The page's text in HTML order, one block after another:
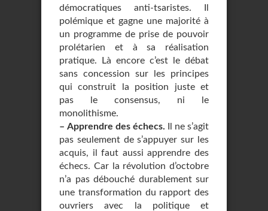
démocratiques anti-tsaristes. Il
polémique et gagne une majorité à
un programme de prise de pouvoir
prolétarien et à sa réalisation
pratique. Là encore c’est le débat
sans concession sur les principes
qui construit la position juste et
pas le consensus, ni le
monolithisme.
– Apprendre des échecs. Il ne s’agit
pas seulement de s’appuyer sur les
acquis, il faut aussi apprendre des
échecs. Car la révolution d’octobre
n’a pas débouché durablement sur
une transformation du rapport des
ouvriers avec la politique et